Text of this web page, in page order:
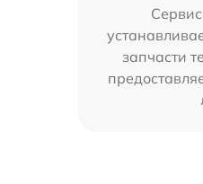
запчасти